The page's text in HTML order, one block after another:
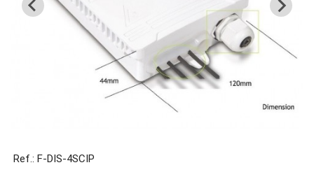
Ref.: F-DIS-4SCIP